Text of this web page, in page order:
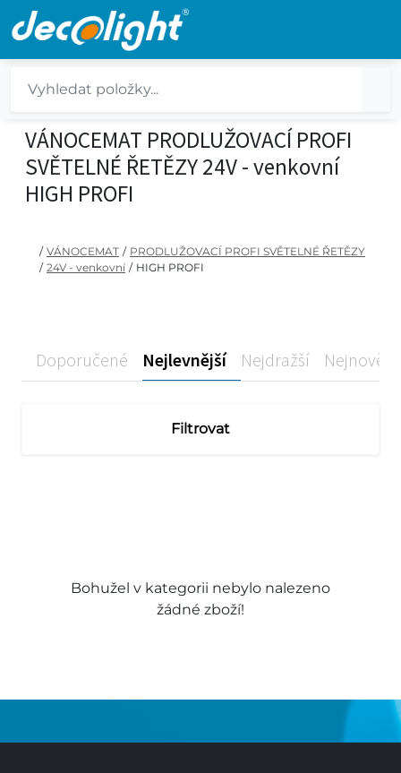
VÁNOCEMAT PRODLUŽOVACÍ PROFI
SVĚTELNÉ ŘETĚZY 24V - venkovní
HIGH PROFI
/ VÁNOCEMAT / PRODLUŽOVACÍ PROFI SVĚTELNÉ ŘETĚZY
/ 24V - venkovní / HIGH PROFI
Doporučené Nejlevnější Nejdražší Nejnovější
Filtrovat
Bohužel v kategorii nebylo nalezeno
žádné zboží!